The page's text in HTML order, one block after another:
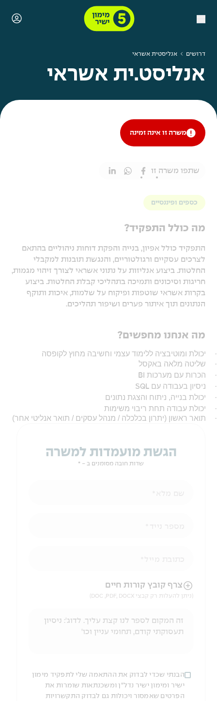
דרושים אנליסטית אשראי
אנליסט.ית אשראי
משרה זו אינה זמינה
שתפו משרה זו
כספים ופיננסיים
מה כולל התפקיד?
התפקיד כולל אפיון, בנייה והפקת דוחות ניהוליים בהתאם
לצרכים עסקיים ורגולטוריים, והנגשת תובנות למקבלי
החלטות. ביצוע אנליזות על נתוני אשראי לצורך זיהוי מגמות,
חריגות וסיכונים ותמיכה בתהליכי קבלת החלטות. ביצוע
בקרות אשראי שוטפות ופיקוח על שלמות, איכות ותוקף
הנתונים תוך איתור פערים ושיפור תהליכים.
מה אנחנו מחפשים?
·
יכולת ומוטיבציה ללימוד עצמי וחשיבה מחוץ לקופסה
·
שליטה מלאה באקסל
·
הכרות עם מערכות BI
· ניסיון בעבודה עם SQL
·
יכולת בנייה, ניתוח והצגת נתונים
·
יכולת עבודה תחת ריבוי משימות
·
תואר ראשון (יתרון בכלכלה / מנהל עסקים / תואר אנליטי אחר)
הגשת מועמדות למשרה
שדות חובה מסומנים ב - *
הניווט לאחר העלאת הקובץ באמצעות מקש ה-TAB
צרף קובץ קורות חיים
(ניתן להעלות רק קבצי DOC ,PDF, DOCX)
הבנתי שכדי לבדוק את ההתאמה שלי לתפקיד מימון
ישיר ומימון ישיר נדל"ן ומשכנתאות שומרות את
הפרטים שאמסור ויכולות גם לבדוק התקשרויות